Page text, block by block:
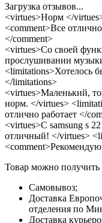
Загрузка отзывов...
<virtues>Норм </
<comment>Все
</comment>
<virtues>Со своей
прослушивании
<limitations>Хотелось
</limitations>
<virtues>Маленький,
норм. </virtues>
отлично работает </
<virtues>С samsung s
отличный! </virtues>
Товар можно
Самовывоз;
Доставка
отделения по
Доставка